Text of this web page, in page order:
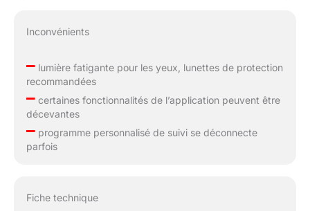
Inconvénients
–lumière fatigante pour les yeux, lunettes de protection
recommandées
–certaines fonctionnalités de l’application peuvent être
décevantes
–programme personnalisé de suivi se déconnecte
parfois
Fiche technique